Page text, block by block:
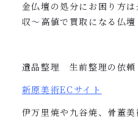
金仏壇の処分にお困り方
収〜高値で買取になる仏壇
遺品整理 生前整理の依頼
新原美術EC サイト
伊万里焼や九谷焼、骨董